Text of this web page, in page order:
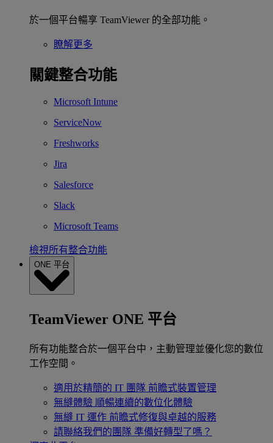
於一個平台暢享 TeamViewer 的全部功能。
瞭解更多
關鍵整合功能
Microsoft Intune
ServiceNow
Freshworks
Jira
Salesforce
Slack
Microsoft Teams
檢視所有整合功能
ONE 平台
TeamViewer ONE 平台
所有功能整合於一個平台中，主動管理並優化您的數位
工作空間。
適用於精簡的 IT 團隊 前瞻式裝置管理
無縫體驗 順暢連續的數位化體驗
無縫 IT 運作 前瞻式修復與卓越的服務
請聯絡我們的團隊 準備好轉型了嗎？